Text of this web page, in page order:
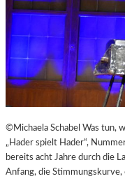
©Michaela Schabel Was tun,
„Hader spielt Hader“,
bereits acht Jahre durch die
Anfang, die Stimmungskurve,